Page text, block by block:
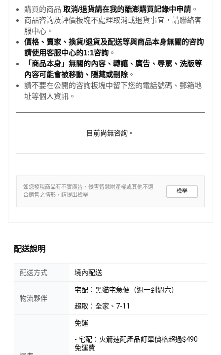
購買的商品 取消/退貨請在我的酷澎購買記錄中申請 。
商品咨詢及評價板塊不處理取消或退貨事宜，請聯絡客
服中心。
價格、賣家、換貨/退貨及配送等與商品本身無關的咨詢
請使用客服中心的1:1咨詢 。
「商品本身」無關的內容、轉讓、廣告、辱罵、洗版等
內容可能會被移動、隱藏或刪除。
請不要在公開的咨詢板塊中留下您的電話號碼、郵箱地
址等個人資訊。
目前尚無咨詢。
如您發現商品有不實廣告、侵害智慧財產權或其他不適
合銷售之情形，請提出檢舉
檢舉
配送說明
配送方式 境內配送
物流夥伴
宅配：黑貓宅急便（週一到週六）
超取：全家、7-11
免運
- 宅配：火箭速配產品訂單價格超過$490
免運費